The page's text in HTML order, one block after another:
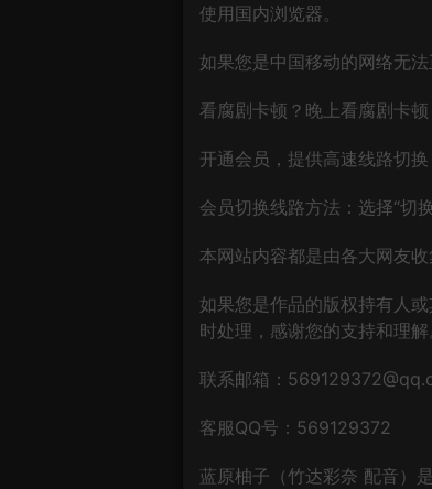
使用国内浏览器。
如果您是中国移动的网络无
看腐剧卡顿？晚上看腐剧卡顿
开通会员，提供高速线路切
会员切换线路方法：选择“切
本网站内容都是由各大网友
如果您是作品的版权持有人
时处理，感谢您的支持和理解
联系邮箱：
客服QQ号：569129372
蓝原柚子（竹达彩奈 配音）